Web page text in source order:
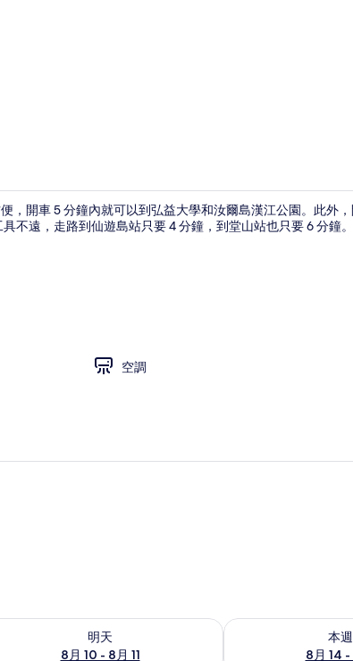
SLEEPER 4-1 | 私人 Spa 浴池
，開車 5 分鐘內就可以到弘益大學和汝爾島漢江公園。此外
不遠，走路到仙遊島站只要 4 分鐘，到堂山站也只要 6 分鐘。
空調
明天
8月 10 - 8月 11
明天 (8月 10 - 8月 11) 的供應情況
本
8月 14 -
查看本週末 (8月 14